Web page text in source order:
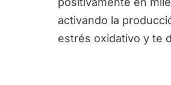
activando la
estrés oxidativo y te